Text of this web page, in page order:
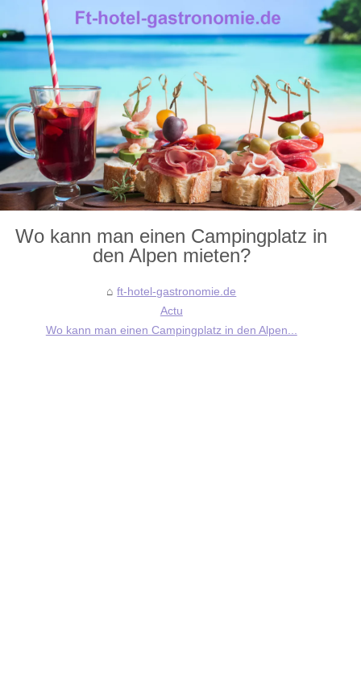
Wo kann man einen Campingplatz in
den Alpen mieten?
ft-hotel-gastronomie.de
Actu
Wo kann man einen Campingplatz in den Alpen...